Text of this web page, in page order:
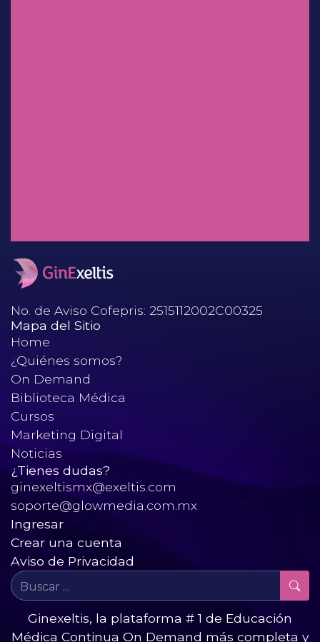
el desenlace perinatal?
No. de Aviso Cofepris: 2515112002C00325
Mapa del Sitio
Home
¿Quiénes somos?
On Demand
Biblioteca Médica
Cursos
Marketing Digital
Noticias
¿Tienes dudas?
ginexeltismx@exeltis.com
soporte@glowmedia.com.mx
Ingresar
Crear una cuenta
Aviso de Privacidad
Ginexeltis, la plataforma # 1 de Educación
Médica Continua On Demand más completa y